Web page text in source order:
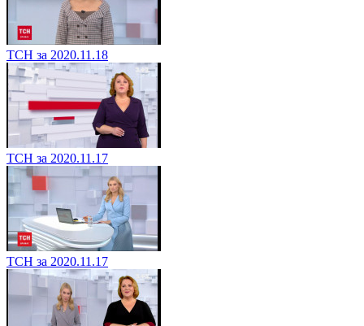
ТСН за 2020.11.18
ТСН за 2020.11.17
ТСН за 2020.11.17